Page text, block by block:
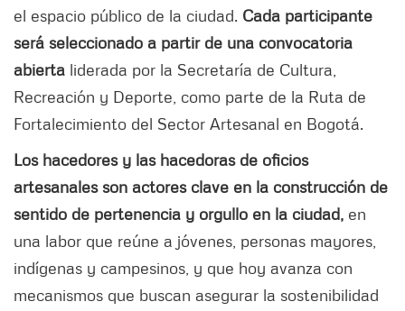
el espacio público de la ciudad. Cada participante
será seleccionado a partir de una convocatoria
abierta liderada por la Secretaría de Cultura,
Recreación y Deporte, como parte de la Ruta de
Fortalecimiento del Sector Artesanal en Bogotá.
Los hacedores y las hacedoras de oficios
artesanales son actores clave en la construcción de
sentido de pertenencia y orgullo en la ciudad, en
una labor que reúne a jóvenes, personas mayores,
indígenas y campesinos, y que hoy avanza con
mecanismos que buscan asegurar la sostenibilidad